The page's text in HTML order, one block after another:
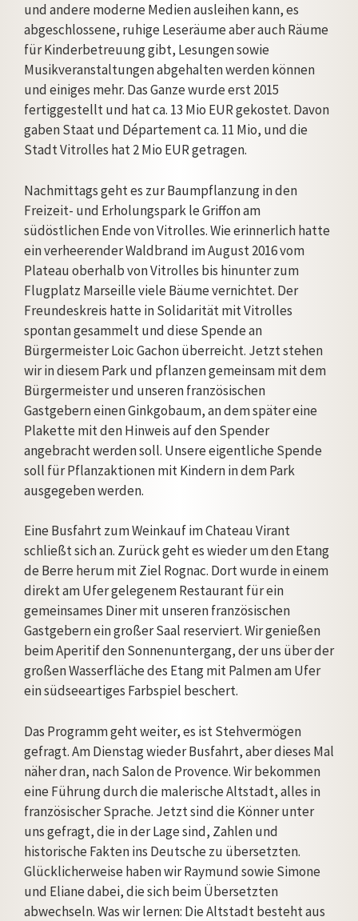
und andere moderne Medien ausleihen kann, es
abgeschlossene, ruhige Leseräume aber auch Räume
für Kinderbetreuung gibt, Lesungen sowie
Musikveranstaltungen abgehalten werden können
und einiges mehr. Das Ganze wurde erst 2015
fertiggestellt und hat ca. 13 Mio EUR gekostet. Davon
gaben Staat und Département ca. 11 Mio, und die
Stadt Vitrolles hat 2 Mio EUR getragen.
Nachmittags geht es zur Baumpflanzung in den
Freizeit- und Erholungspark le Griffon am
südöstlichen Ende von Vitrolles. Wie erinnerlich hatte
ein verheerender Waldbrand im August 2016 vom
Plateau oberhalb von Vitrolles bis hinunter zum
Flugplatz Marseille viele Bäume vernichtet. Der
Freundeskreis hatte in Solidarität mit Vitrolles
spontan gesammelt und diese Spende an
Bürgermeister Loic Gachon überreicht. Jetzt stehen
wir in diesem Park und pflanzen gemeinsam mit dem
Bürgermeister und unseren französischen
Gastgebern einen Ginkgobaum, an dem später eine
Plakette mit den Hinweis auf den Spender
angebracht werden soll. Unsere eigentliche Spende
soll für Pflanzaktionen mit Kindern in dem Park
ausgegeben werden.
Eine Busfahrt zum Weinkauf im Chateau Virant
schließt sich an. Zurück geht es wieder um den Etang
de Berre herum mit Ziel Rognac. Dort wurde in einem
direkt am Ufer gelegenem Restaurant für ein
gemeinsames Diner mit unseren französischen
Gastgebern ein großer Saal reserviert. Wir genießen
beim Aperitif den Sonnenuntergang, der uns über der
großen Wasserfläche des Etang mit Palmen am Ufer
ein südseeartiges Farbspiel beschert.
Das Programm geht weiter, es ist Stehvermögen
gefragt. Am Dienstag wieder Busfahrt, aber dieses Mal
näher dran, nach Salon de Provence. Wir bekommen
eine Führung durch die malerische Altstadt, alles in
französischer Sprache. Jetzt sind die Könner unter
uns gefragt, die in der Lage sind, Zahlen und
historische Fakten ins Deutsche zu übersetzten.
Glücklicherweise haben wir Raymund sowie Simone
und Eliane dabei, die sich beim Übersetzten
abwechseln. Was wir lernen: Die Altstadt besteht aus